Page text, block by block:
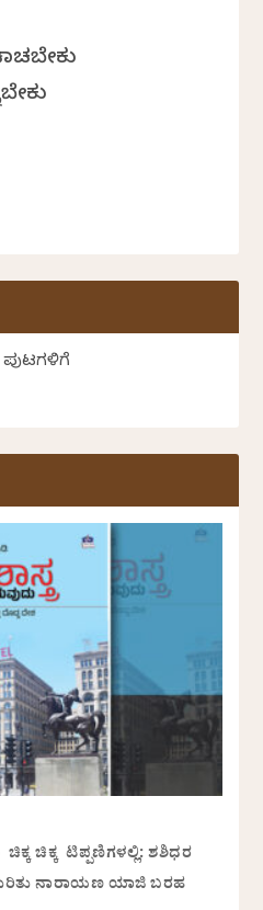
ಚಿಕ್ಕ ಟಿಪ್ಪಣಿಗಳಲ್ಲಿ: ಶಶಿಧರ
ನಾರಾಯಣ ಯಾಜಿ ಬರಹ